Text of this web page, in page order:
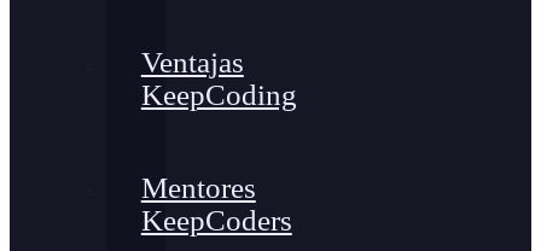
Ventajas
KeepCoding
Mentores
KeepCoders